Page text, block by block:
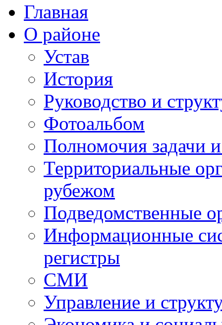
Главная
О районе
Устав
История
Руководство и
Фотоальбом
Полномочия задачи
Территориальные
рубежом
Подведомственные
Информационные
регистры
СМИ
Управление и